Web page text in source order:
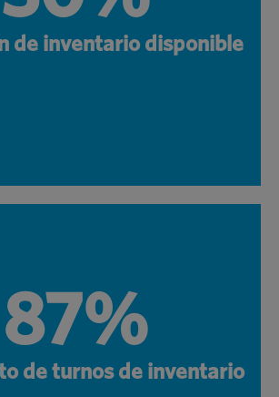
de inventario disponible
87%
de turnos de inventario